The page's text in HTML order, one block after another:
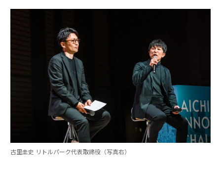
古里圭史 リトルパーク代表取締役（写真右）